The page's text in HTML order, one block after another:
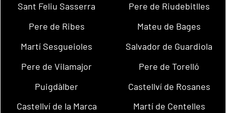
Sant Feliu Sasserra
Pere de Riudebitlles
Pere de Ribes
Mateu de Bages
Martí Sesgueioles
Salvador de Guardiola
Pere de Vilamajor
Pere de Torelló
Puigdàlber
Castellví de Rosanes
Castellví de la Marca
Martí de Centelles